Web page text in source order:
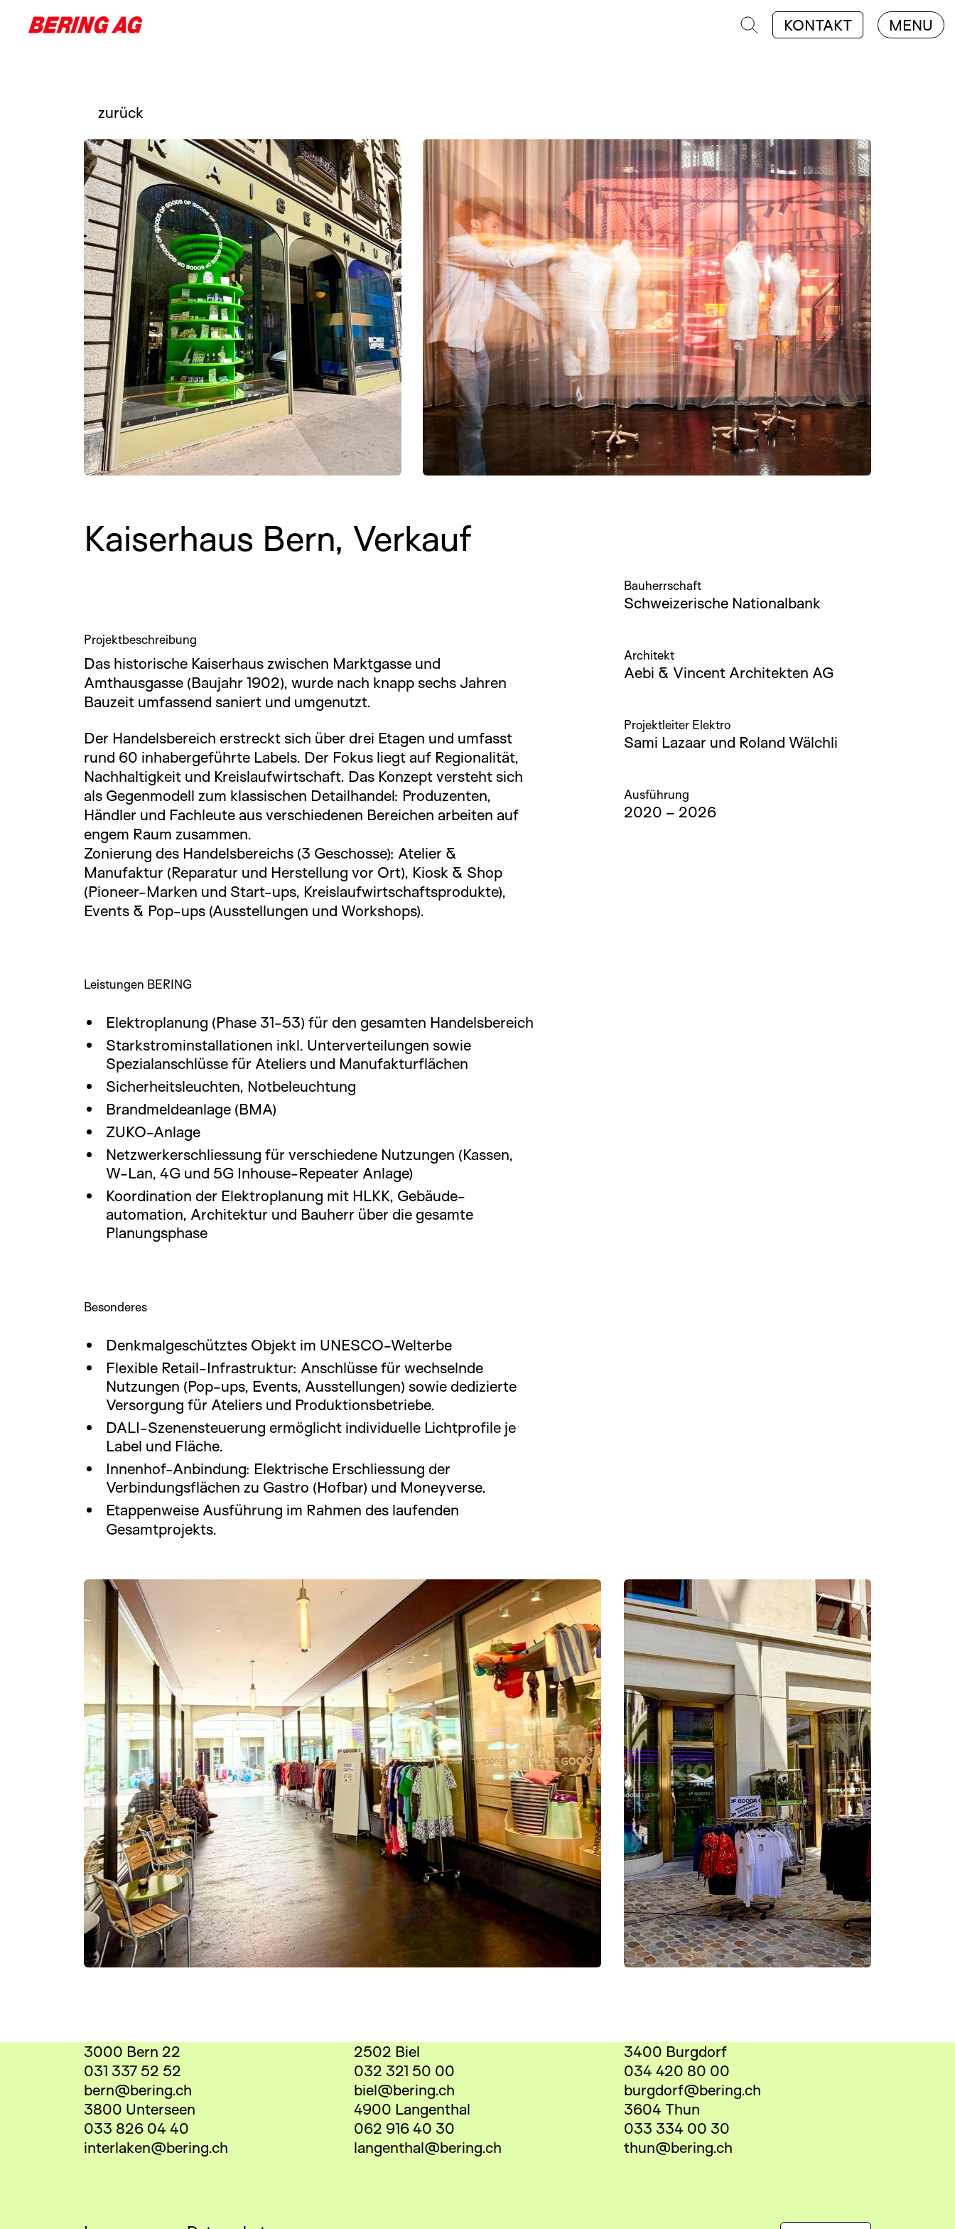
KONTAKT
MENU
zurück
Kaiserhaus Bern, Verkauf
Projektbeschreibung
Das historische Kaiserhaus zwischen Marktgasse und
Amthausgasse (Baujahr 1902), wurde nach knapp sechs Jahren
Bauzeit umfassend saniert und umgenutzt.
Der Handelsbereich erstreckt sich über drei Etagen und umfasst
rund 60 inhabergeführte Labels. Der Fokus liegt auf Regionalität,
Nachhaltigkeit und Kreislaufwirtschaft. Das Konzept versteht sich
als Gegenmodell zum klassischen Detailhandel: Produzenten,
Händler und Fachleute aus verschiedenen Bereichen arbeiten auf
engem Raum zusammen.
Zonierung des Handelsbereichs (3 Geschosse): Atelier &
Manufaktur (Reparatur und Herstellung vor Ort), Kiosk & Shop
(Pioneer-Marken und Start-ups, Kreislaufwirtschaftsprodukte),
Events & Pop-ups (Ausstellungen und Workshops).
Leistungen BERING
Elektroplanung (Phase 31-53) für den gesamten Handelsbereich
Starkstrominstallationen inkl. Unterverteilungen sowie
Spezialanschlüsse für Ateliers und Manufakturflächen
Sicherheitsleuchten, Notbeleuchtung
Brandmeldeanlage (BMA)
ZUKO-Anlage
Netzwerkerschliessung für verschiedene Nutzungen (Kassen,
W-Lan, 4G und 5G Inhouse-Repeater Anlage)
Koordination der Elektroplanung mit HLKK, Gebäude-
automation, Architektur und Bauherr über die gesamte
Planungsphase
Besonderes
Denkmalgeschütztes Objekt im UNESCO-Welterbe
Flexible Retail-Infrastruktur: Anschlüsse für wechselnde
Nutzungen (Pop-ups, Events, Ausstellungen) sowie dedizierte
Versorgung für Ateliers und Produktionsbetriebe.
DALI-Szenensteuerung ermöglicht individuelle Lichtprofile je
Label und Fläche.
Innenhof-Anbindung: Elektrische Erschliessung der
Verbindungsflächen zu Gastro (Hofbar) und Moneyverse.
Etappenweise Ausführung im Rahmen des laufenden
Gesamtprojekts.
Bauherrschaft
Schweizerische Nationalbank
Architekt
Aebi & Vincent Architekten AG
Projektleiter Elektro
Sami Lazaar und Roland Wälchli
Ausführung
2020 – 2026
3000 Bern 22
031 337 52 52
bern@bering.ch
2502 Biel
032 321 50 00
biel@bering.ch
3400 Burgdorf
034 420 80 00
burgdorf@bering.ch
3800 Unterseen
033 826 04 40
interlaken@bering.ch
4900 Langenthal
062 916 40 30
langenthal@bering.ch
3604 Thun
033 334 00 30
thun@bering.ch